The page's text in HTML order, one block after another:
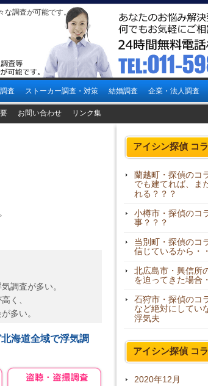
な調査が可能です。
査 ストーカー調査・対策 結婚調査 企業・法人調査
お問い合わせ リンク集
調査が多い。
く、
多い。
海道全域で浮気調
アイシン探偵 コ
蘭越町・探偵の
でも建てれば、ま
れる？？？
小樽市・探偵の
事？？？
当別町・探偵の
信じているから・
北広島市・興信
を迫ってきた場合
石狩市・探偵の
など絶対にしてい
浮気夫
アイシン探偵 コ
2020年12月